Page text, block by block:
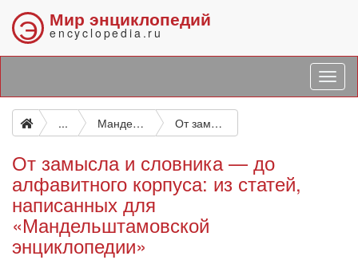
Э Мир энциклопедий
encyclopedia.ru
... Мандельштамовская энциклопедия От замысла и словника — до алфавитного корпуса: из статей, написанных для «Мандельштамовской энциклопедии»
От замысла и словника — до
алфавитного корпуса: из статей,
написанных для
«Мандельштамовской
энциклопедии»